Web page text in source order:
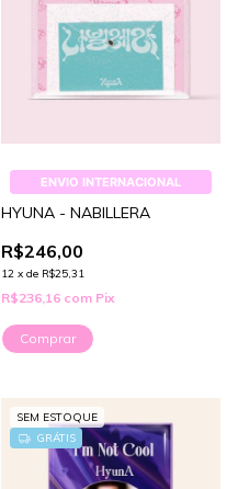
ENVIO INTERNACIONAL
HYUNA - NABILLERA
R$246,00
12 x de R$25,31
R$236,16 com Pix
SEM ESTOQUE
GRÁTIS